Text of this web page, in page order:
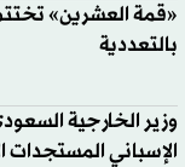
«قمة العشرين» تختتم
بالتعددية
وزير الخارجية
الإسباني المستجدات